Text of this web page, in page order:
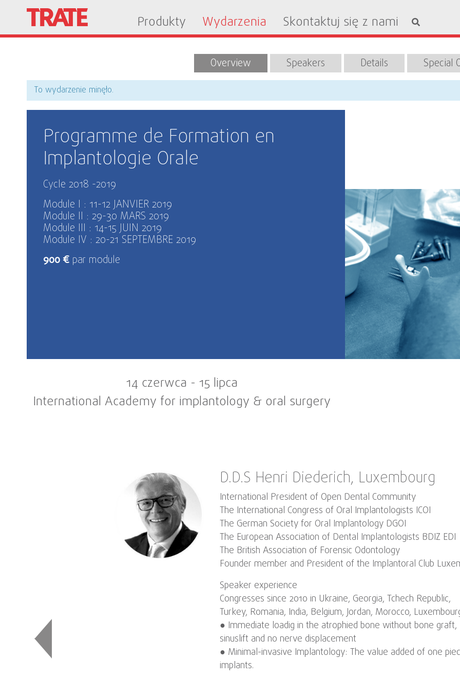
Produkty Wydarzenia Skontaktuj się z nami
Overview Speakers Details Special
To wydarzenie minęło.
Programme de Formation en
Implantologie Orale
Cycle 2018 -2019
Module I : 11-12 JANVIER 2019
Module II : 29-30 MARS 2019
Module III : 14-15 JUIN 2019
Module IV : 20-21 SEPTEMBRE 2019
900 € par module
14 czerwca - 15 lipca
International Academy for implantology & oral surgery
D.D.S Henri Diederich, Luxembourg
International President of Open Dental Community
The International Congress of Oral Implantologists ICOI
The German Society for Oral Implantology DGOI
The European Association of Dental Implantologists BDIZ EDI
The British Association of Forensic Odontology
Founder member and President of the Implantoral Club
Speaker experience
Congresses since 2010 in Ukraine, Georgia, Tchech Republic,
Turkey, Romania, India, Belgium, Jordan, Morocco,
● Immediate loadig in the atrophied bone without bone graft,
sinuslift and no nerve displacement
● Minimal-invasive Implantology: The value added of one
implants.